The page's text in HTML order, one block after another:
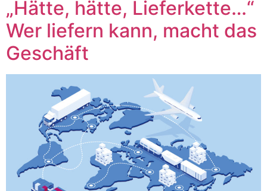
„Hätte, hätte, Lieferkette…“
Wer liefern kann, macht das
Geschäft